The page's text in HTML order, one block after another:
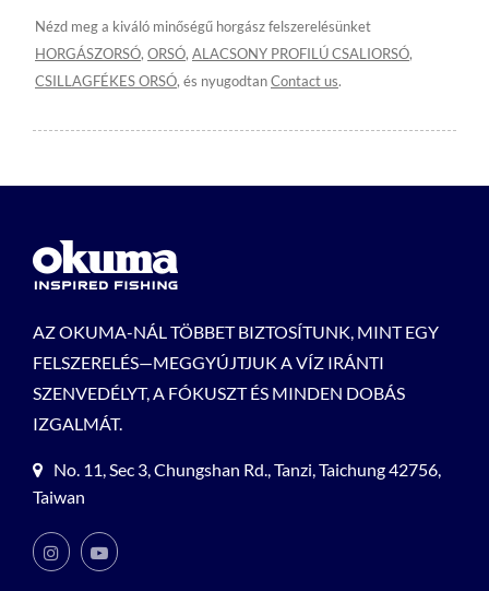
Nézd meg a kiváló minőségű horgász felszerelésünket
HORGÁSZORSÓ, ORSÓ, ALACSONY PROFILÚ CSALIORSÓ,
CSILLAGFÉKES ORSÓ, és nyugodtanContact us.
AZ OKUMA-NÁL TÖBBET BIZTOSÍTUNK, MINT EGY
FELSZERELÉS—MEGGYÚJTJUK A VÍZ IRÁNTI
SZENVEDÉLYT, A FÓKUSZT ÉS MINDEN DOBÁS
IZGALMÁT.
No. 11, Sec 3, Chungshan Rd., Tanzi, Taichung 42756,
Taiwan